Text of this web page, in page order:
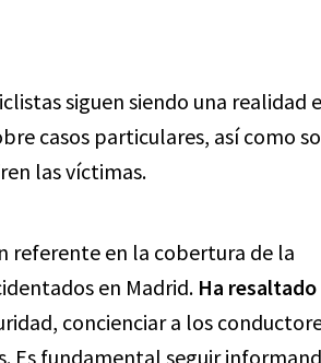
siguen siendo una realidad
casos particulares, así como
las víctimas.
referente en la cobertura de la
en Madrid. Ha resaltado
concienciar a los
Es fundamental seguir